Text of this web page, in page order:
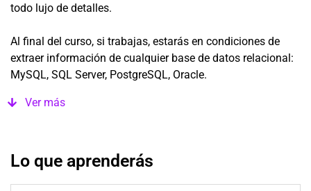
todo lujo de detalles.
Al final del curso, si trabajas, estarás en condiciones de
extraer información de cualquier base de datos relacional:
MySQL, SQL Server, PostgreSQL, Oracle.
Ver más
Lo que aprenderás